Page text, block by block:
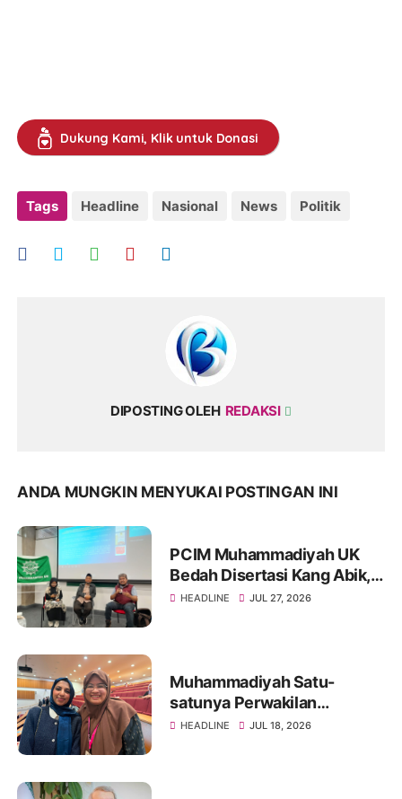
Dukung Kami, Klik untuk Donasi
Tags Headline Nasional News Politik
DIPOSTING OLEH REDAKSI
ANDA MUNGKIN MENYUKAI POSTINGAN INI
PCIM Muhammadiyah UK
Bedah Disertasi Kang Abik,
Soroti Tasawuf sebagai Pilar
HEADLINE JUL 27, 2026
Muhammadiyah Satu-
satunya Perwakilan
Indonesia dalam Forum
HEADLINE JUL 18, 2026